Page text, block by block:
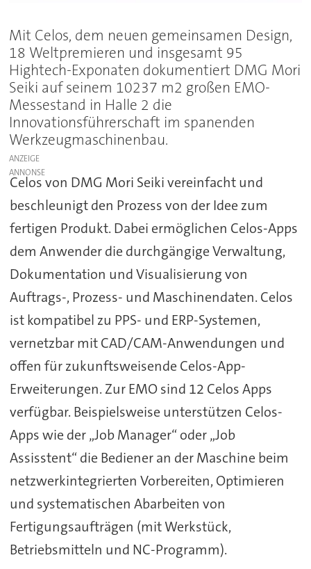
Mit Celos, dem neuen gemeinsamen Design,
18 Weltpremieren und insgesamt 95
Hightech-Exponaten dokumentiert DMG Mori
Seiki auf seinem 10237 m2 großen EMO-
Messestand in Halle 2 die
Innovationsführerschaft im spanenden
Werkzeugmaschinenbau.
ANZEIGE
Celos von DMG Mori Seiki vereinfacht und
beschleunigt den Prozess von der Idee zum
fertigen Produkt. Dabei ermöglichen Celos-Apps
dem Anwender die durchgängige Verwaltung,
Dokumentation und Visualisierung von
Auftrags-, Prozess- und Maschinendaten. Celos
ist kompatibel zu PPS- und ERP-Systemen,
vernetzbar mit CAD/CAM-Anwendungen und
offen für zukunftsweisende Celos-App-
Erweiterungen. Zur EMO sind 12 Celos Apps
verfügbar. Beispielsweise unterstützen Celos-
Apps wie der „Job Manager“ oder „Job
Assisstent“ die Bediener an der Maschine beim
netzwerkintegrierten Vorbereiten, Optimieren
und systematischen Abarbeiten von
Fertigungsaufträgen (mit Werkstück,
Betriebsmitteln und NC-Programm).